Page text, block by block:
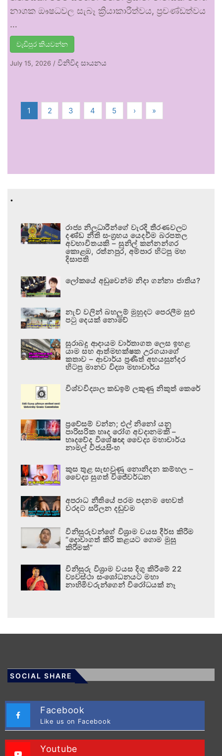
නාශක ඖෂධවල සැබෑ ක්‍රියාකාරීත්වය, ප්‍රචණ්ඩත්වය
…
වැඩිපුර කියවන්න
July 15, 2026 / විනිවිද සායනය
1 2 3 4 5 › »
.
රාජ්‍ය නිලධාරීන්ගේ වැරදි තීරණවලට
දණ්ඩ නීති සංග්‍රහය යෙදවීම බරපතල
අවභාවිතයකි – සුනිල් කන්නන්ගර
කොළඹ, රත්නපුර, අම්පාර හිටපු මහ
දිසාපති
ලෝකයේ අඩුවෙන්ම නිදා ගන්නා ජාතිය?
නැව් වලින් බහලුම් මුහුදට පෙරලීම සුළු
පටු දෙයක් නොවේ
සුරාබදු ආදායම වාර්තාගත ලෙස ඉහළ
යාම සහ ආත්මභක්ෂක උරගයාගේ
කතාව – ආචාර්ය ප්‍රණීත් අභයසුන්දර
හිටපු මානව විද්‍යා මහාචාර්ය
විශ්වවිද්‍යාල කඩඉම් ලකුණු නිකුත් කෙරේ
ප්‍රවේසම් වන්න; එල් නිනෝ යනු
පාරිසරික හෘද රෝග අවදානමකි –
හෘදවේද විශේෂඥ වෛද්‍ය මහාචාර්ය
නාමල් විජයසිංහ
කුස තුළ සැඟවුණු නොනිදන කම්හල –
වෛද්‍ය සුගත් විජේවර්ධන
අපරාධ නීතියේ පරම පදනම හෙවත්
වරදට සරිලන දඬුවම
විනිසුරුවන්ගේ විශ්‍රාම වයස දීර්ඝ කිරීම
“දොවාගත් කිරි කළයට ගොම මුසු
කිරීමක්”
විනිසුරු විශ්‍රාම වයස දිගු කිරීමේ 22
ව්‍යවස්ථා සංශෝධනයට මහා
නාහිමිවරුන්ගෙන් විරෝධයක් නෑ
SOCIAL SHARE
Facebook
Like us on Facebook
Youtube